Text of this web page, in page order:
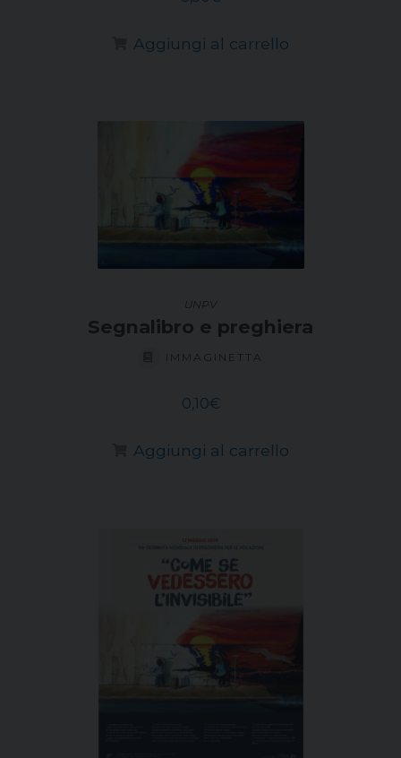
Aggiungi al carrello
UNPV
Segnalibro e preghiera
IMMAGINETTA
0,10€
Aggiungi al carrello